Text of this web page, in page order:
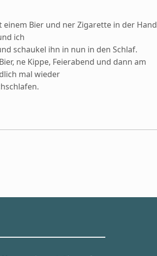
Bier und ner Zigarette in der Hand
ich
schaukel ihn in nun in den Schlaf.
ne Kippe, Feierabend und dann am
mal wieder